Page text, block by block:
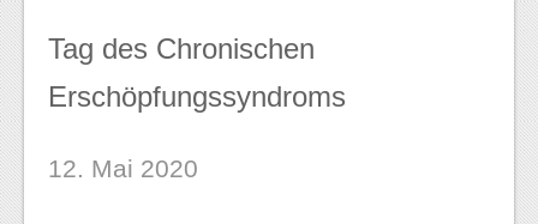
Tag des Chronischen
Erschöpfungssyndroms
12. Mai 2020